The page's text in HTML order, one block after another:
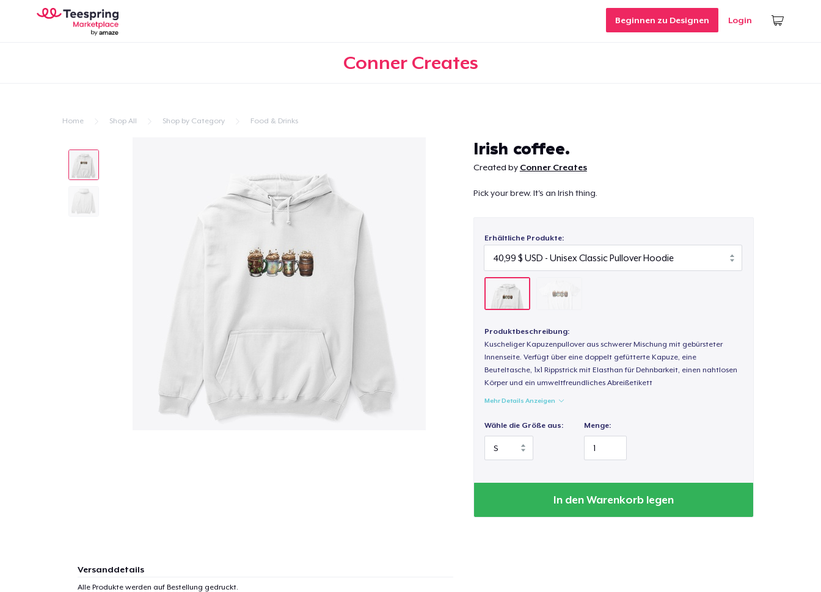
Beginnen zu Designen Login
Conner Creates
Home Shop All Shop by Category Food & Drinks
Irish coffee.
Created by Conner Creates
Pick your brew. It's an Irish thing.
Erhältliche Produkte:
Produktbeschreibung:
Kuscheliger Kapuzenpullover aus schwerer Mischung mit gebürsteter
Innenseite. Verfügt über eine doppelt gefütterte Kapuze, eine
Beuteltasche, 1x1 Rippstrick mit Elasthan für Dehnbarkeit, einen nahtlosen
Körper und ein umweltfreundliches Abreißetikett
Mehr Details Anzeigen
Wähle die Größe aus: Menge:
In den Warenkorb legen
Versanddetails
Alle Produkte werden auf Bestellung gedruckt.